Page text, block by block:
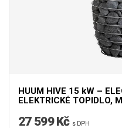
HUUM HIVE 15 kW –
ELEKTRICKÉ TOPIDLO,
27 599 Kč s DPH